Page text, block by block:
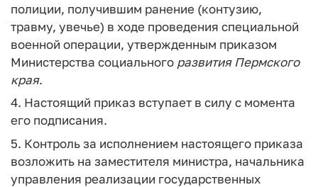
полиции, получившим ранение (контузию,
травму, увечье) в ходе проведения специальной
военной операции, утвержденным приказом
Министерства социального развития Пермского
края.
4. Настоящий приказ вступает в силу с момента
его подписания.
5. Контроль за исполнением настоящего приказа
возложить на заместителя министра, начальника
управления реализации государственных